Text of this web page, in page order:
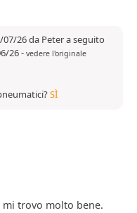
26 da Peter a seguito
26- vedere l'originale
SÌ
trovo molto bene.